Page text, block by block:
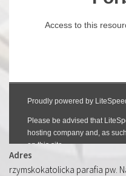
Adres
rzymskokatolicka parafia pw.